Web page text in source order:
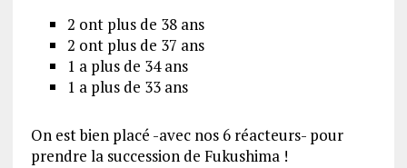
2 ont plus de 38 ans
2 ont plus de 37 ans
1 a plus de 34 ans
1 a plus de 33 ans
On est bien placé -avec nos 6 réacteurs- pour
prendre la succession de Fukushima !